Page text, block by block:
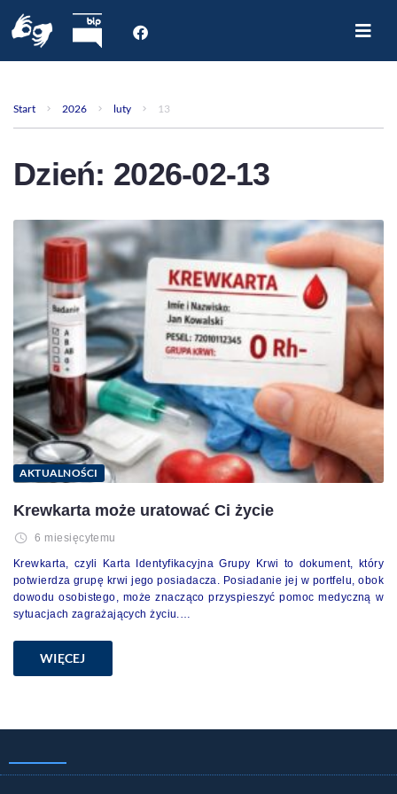
Poradnie
Aktualności
Kontakt
Start 2026 luty 13
Dzień: 2026-02-13
AKTUALNOŚCI
Krewkarta może uratować Ci życie
6 miesięcytemu
Krewkarta, czyli Karta Identyfikacyjna Grupy Krwi to dokument, który
potwierdza grupę krwi jego posiadacza. Posiadanie jej w portfelu, obok
dowodu osobistego, może znacząco przyspieszyć pomoc medyczną w
sytuacjach zagrażających życiu.…
WIĘCEJ